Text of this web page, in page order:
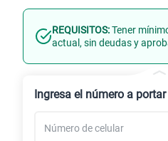
Línea Nueva
REQUISITOS:Tener
actual, sin deudas y
Ingresa el número a portar